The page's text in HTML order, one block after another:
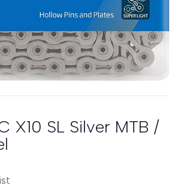
X10 SL Silver MTB /